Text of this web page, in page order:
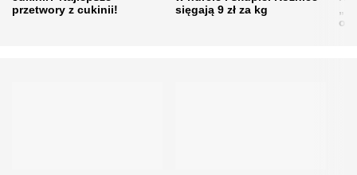
przetwory z cukinii!
sięgają 9 zł za kg